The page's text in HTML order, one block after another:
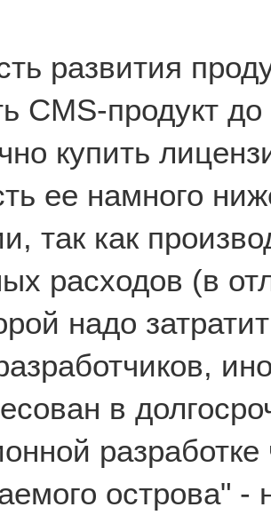
развития
CMS-продукт
купить
ее намного
так как
расходов (в
надо
в
острова"